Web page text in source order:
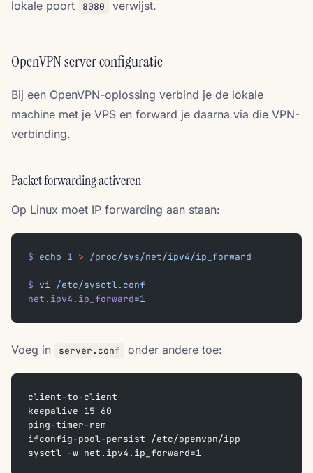
lokale poort
8080 verwijst.
OpenVPN server configuratie
Bij een OpenVPN-oplossing verbind je de lokale
machine met je VPS en forward je daarna via die VPN-
verbinding.
Packet forwarding activeren
Op Linux moet IP forwarding aan staan:
$ echo 1 > /proc/sys/net/ipv4/ip_forward
$ vi /etc/sysctl.conf
net.ipv4.ip_forward=1
Voeg in server.conf onder andere toe:
client-to-client
keepalive 15 60
ping-timer-rem
ifconfig-pool-persist /etc/openvpn/ipp
sysctl -w net.ipv4.ip_forward=1